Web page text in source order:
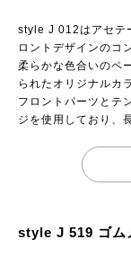
style J 012はアセテ
ロントデザインのコ
柔らかな色合いのペ
られたオリジナルカ
フロントパーツとテ
ジを使用しており、
style J 519 ゴム